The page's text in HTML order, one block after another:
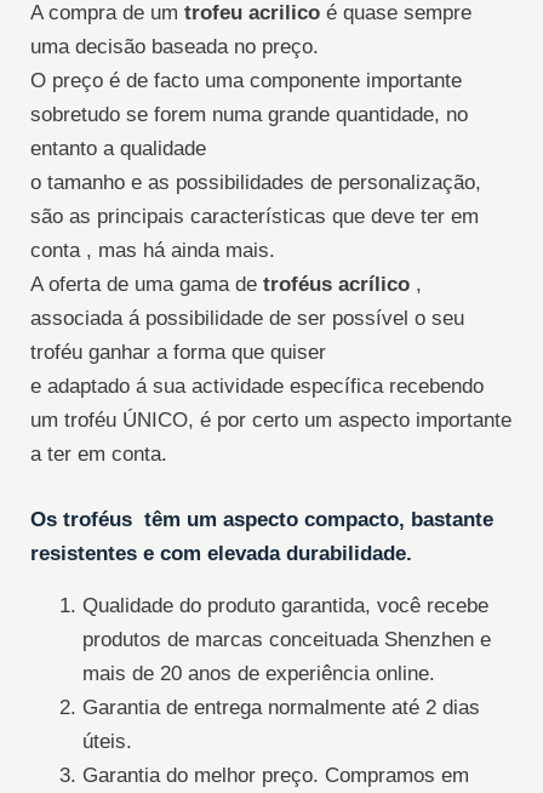
A compra de um trofeu acrilico é quase sempre
uma decisão baseada no preço.
O preço é de facto uma componente importante
sobretudo se forem numa grande quantidade, no
entanto a qualidade
o tamanho e as possibilidades de personalização,
são as principais características que deve ter em
conta , mas há ainda mais.
A oferta de uma gama de troféus acrílico ,
associada á possibilidade de ser possível o seu
troféu ganhar a forma que quiser
e adaptado á sua actividade específica recebendo
um troféu ÚNICO, é por certo um aspecto importante
a ter em conta.
Os troféus têm um aspecto compacto, bastante
resistentes e com elevada durabilidade.
Qualidade do produto garantida, você recebe
produtos de marcas conceituada Shenzhen e
mais de 20 anos de experiência online.
Garantia de entrega normalmente até 2 dias
úteis.
Garantia do melhor preço. Compramos em